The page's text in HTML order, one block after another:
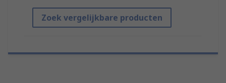
Zoek vergelijkbare producten